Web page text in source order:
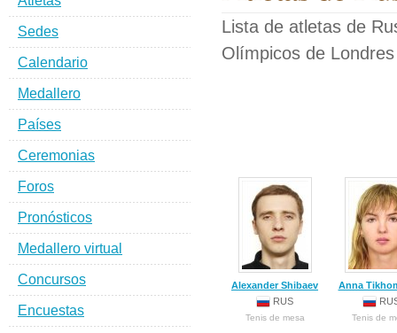
Lista de atletas de
Olímpicos de
Alexander Shibaev
RUS
Tenis de mesa
Anna
Tenis de
Sedes
Calendario
Medallero
Países
Ceremonias
Foros
Pronósticos
Medallero virtual
Concursos
Encuestas